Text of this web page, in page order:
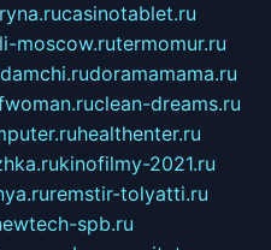
casinotablet.ru
moscow.rutermomur.ru
doramamama.ru
clean-dreams.ru
healthenter.ru
kinofilmy-2021.ru
remstir-tolyatti.ru
spb.ru